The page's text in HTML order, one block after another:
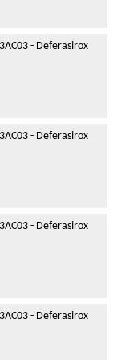
- Deferasirox
- Deferasirox
- Deferasirox
- Deferasirox